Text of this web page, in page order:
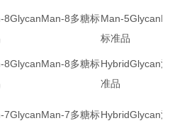
8GlycanMan-8多糖标Man-
标准品
8GlycanMan-8多糖标HybridGlycan
准品
7GlycanMan-7多糖标HybridGlycan